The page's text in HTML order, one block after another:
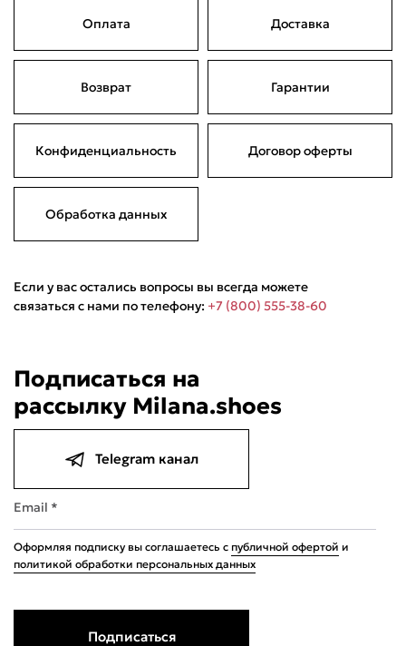
6 490 ₽ оплата покупок
1 622,50 ₽ 1 622,50 ₽ 1 622,50 ₽ 1 622,50 ₽
Оплата Доставка
Возврат Гарантии
Конфиденциальность Договор оферты
Обработка данных
Если у вас остались вопросы вы всегда можете
связаться с нами по телефону: +7 (800) 555-38-60
Подписаться на
рассылку Milana.shoes
Telegram канал
Email *
Оформляя подписку вы соглашаетесь с публичной офертой и
политикой обработки персональных данных
Подписаться
Поделится